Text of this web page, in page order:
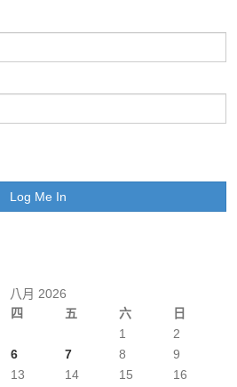
八月 2026
四 五 六 日
1
2
6 7 8
9
13 14 15
16